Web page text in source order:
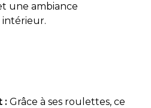
une ambiance
: Grâce à ses roulettes, ce